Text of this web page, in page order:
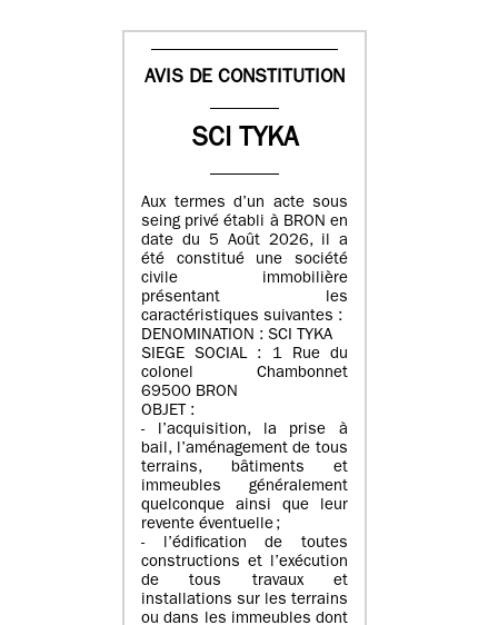
AVIS DE CONSTITUTION
SCI TYKA
Aux termes d’un acte sous
seing privé établi à BRON en
date du 5 Août 2026, il a
été constitué une société
civile immobilière
présentant les
caractéristiques suivantes :
DENOMINATION : SCI TYKA
SIEGE SOCIAL : 1 Rue du
colonel Chambonnet
69500 BRON
OBJET :
- l’acquisition, la prise à
bail, l’aménagement de tous
terrains, bâtiments et
immeubles généralement
quelconque ainsi que leur
revente éventuelle ;
- l’édification de toutes
constructions et l’exécution
de tous travaux et
installations sur les terrains
ou dans les immeubles dont